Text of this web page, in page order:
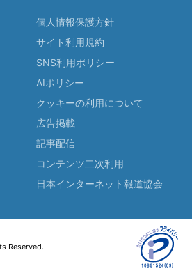
個人情報保護方針
サイト利用規約
SNS利用ポリシー
AIポリシー
クッキーの利用について
広告掲載
記事配信
コンテンツ二次利用
日本インターネット報道協会
Reserved.